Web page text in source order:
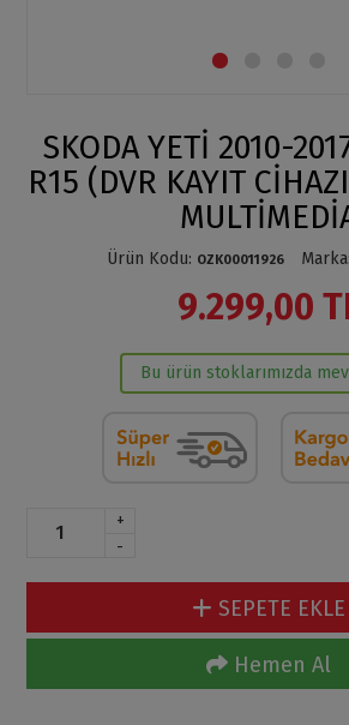
SKODA YETİ 2010-
R15 (DVR KAYIT
Ürün Kodu: OZK00011926 Marka
9.299,00
Bu ürün stoklarımızda
+
-
SEPETE EKLE
Hemen Al